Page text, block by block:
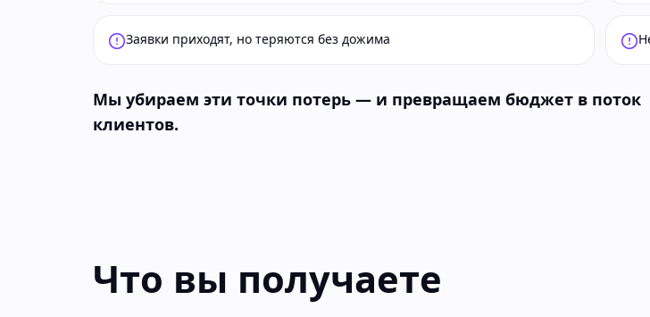
Заявки приходят, но теряются без дожима
Мы убираем эти точки потерь — и превращаем бюджет в поток
клиентов.
Что вы получаете